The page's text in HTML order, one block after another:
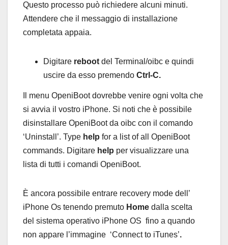
Questo processo può richiedere alcuni minuti.
Attendere che il messaggio di installazione
completata appaia.
Digitare rebootdel Terminal/oibc e quindi
uscire da esso premendo Ctrl-C.
Il menu OpeniBoot dovrebbe venire ogni volta che
si avvia il vostro iPhone. Si noti che è possibile
disinstallare OpeniBoot da oibc con il comando
‘Uninstall’. Type help for a list of all OpeniBoot
commands. Digitare help per visualizzare una
lista di tutti i comandi OpeniBoot.
È ancora possibile entrare recovery mode dell’
iPhone Os tenendo premuto Home dalla scelta
del sistema operativo iPhone OS fino a quando
non appare l’immagine ‘Connect to iTunes’.